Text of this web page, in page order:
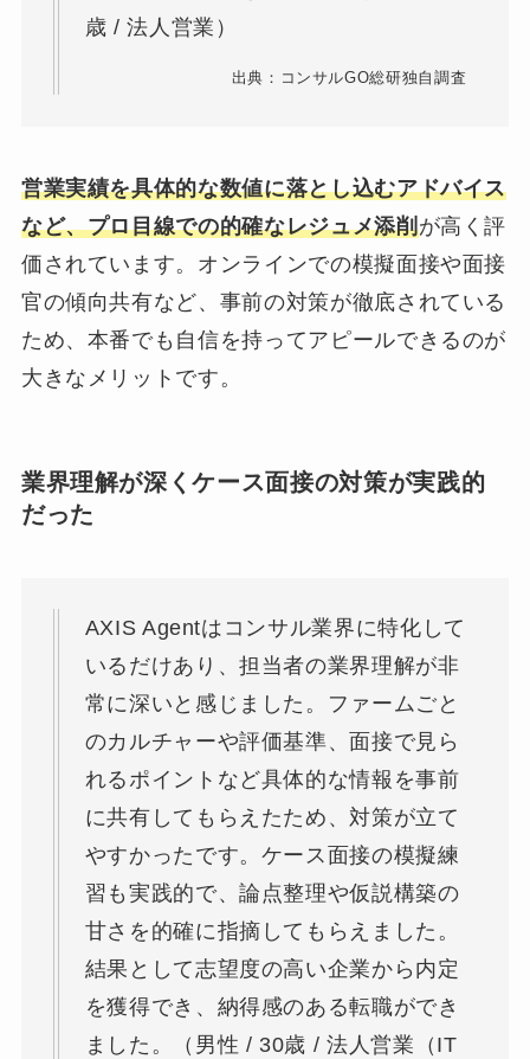
歳 / 法人営業）
出典：コンサルGO総研独自調査
営業実績を具体的な数値に落とし込むアドバイス
など、プロ目線での的確なレジュメ添削が高く評
価されています。オンラインでの模擬面接や面接
官の傾向共有など、事前の対策が徹底されている
ため、本番でも自信を持ってアピールできるのが
大きなメリットです。
業界理解が深くケース面接の対策が実践的
だった
AXIS Agentはコンサル業界に特化して
いるだけあり、担当者の業界理解が非
常に深いと感じました。ファームごと
のカルチャーや評価基準、面接で見ら
れるポイントなど具体的な情報を事前
に共有してもらえたため、対策が立て
やすかったです。ケース面接の模擬練
習も実践的で、論点整理や仮説構築の
甘さを的確に指摘してもらえました。
結果として志望度の高い企業から内定
を獲得でき、納得感のある転職ができ
ました。（男性 / 30歳 / 法人営業（IT